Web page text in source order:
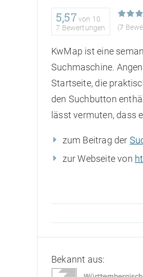
5,57von 10
7 Bewertungen
(7
KwMap ist eine
Suchmaschine.
Startseite, die
den Suchbutton
lässt vermuten, dass
zum Beitrag der
zur Webseite von
Bekannt aus: